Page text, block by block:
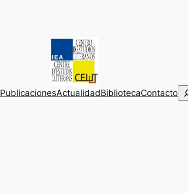
PublicacionesActualidadBibliotecaContacto